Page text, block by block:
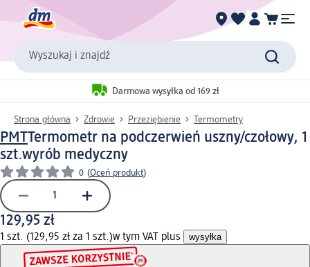
Wyszukaj i znajdź
Darmowa wysyłka od 169 zł
Strona główna Zdrowie Przeziębienie Termometry
PMTTermometr na podczerwień uszny/czołowy, 1
szt.wyrób medyczny
0 (Oceń produkt)
129,95 zł
1 szt. (129,95 zł za 1 szt.)w tym VAT plus wysyłka